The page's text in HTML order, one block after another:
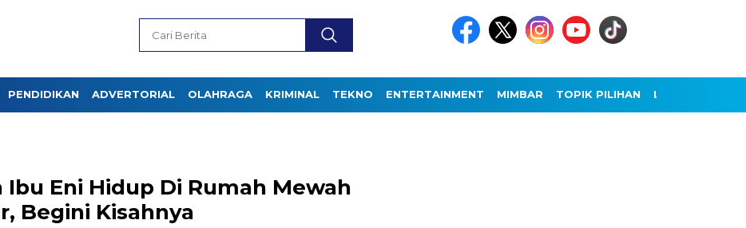
PENDIDIKAN ADVERTORIAL OLAHRAGA KRIMINAL TEKNO ENTERTAINMENT MIMBAR TOPIK PILIHAN LAINNYA
Ibu Eni Hidup Di Rumah Mewah
Begini Kisahnya